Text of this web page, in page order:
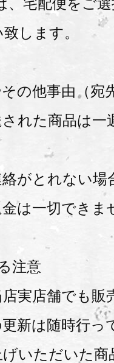
します。
の他事由（宛
れた商品は一
がとれない場
金は一切できま
注意
実店舗でも販
新は随時行っ
いただいた商